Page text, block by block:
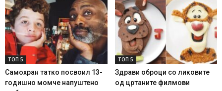
ТОП 5
Самохран татко посвоил 13-
годишно момче напуштено
ТОП 5
Здрави оброци со ликовите
од цртаните филмови